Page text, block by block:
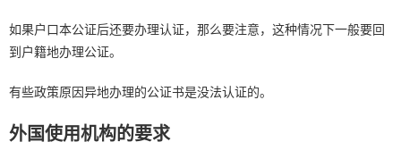
如果户口本公证后还要办理认证，那么要注意，这种情况下一般要回
到户籍地办理公证。
有些政策原因异地办理的公证书是没法认证的。
外国使用机构的要求